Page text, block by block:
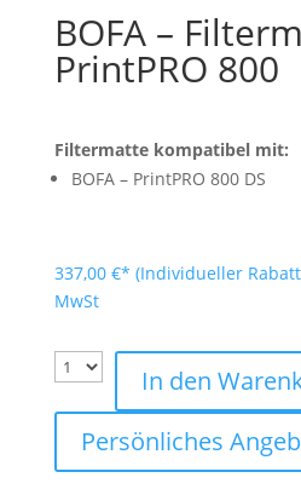
BOFA –
PrintPRO 800
Filtermatte kompatibel mit:
BOFA – PrintPRO 800 DS
337,00 €
MwSt
In den
Persönliches